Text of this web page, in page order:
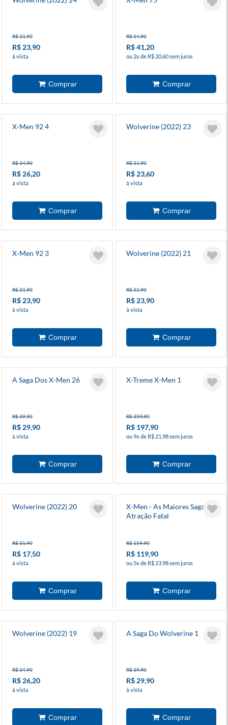
R$ 31,90
R$ 23,90
à vista
R$ 54,90
R$ 41,20
ou 2x de R$ 20,60 sem juros
X-Men 92 4
R$ 34,90
R$ 26,20
à vista
Wolverine (2022) 23
R$ 31,90
R$ 23,60
à vista
X-Men 92 3
R$ 31,90
R$ 23,90
à vista
Wolverine (2022) 21
R$ 31,90
R$ 23,90
à vista
A Saga Dos X-Men 26
R$ 39,90
R$ 29,90
à vista
X-Treme X-Men 1
R$ 359,90
R$ 197,90
ou 9x de R$ 21,98 sem juros
Wolverine (2022) 20
R$ 31,90
R$ 17,50
à vista
X-Men - As Maiores Sagas -
Atração Fatal
R$ 159,90
R$ 119,90
ou 5x de R$ 23,98 sem juros
Wolverine (2022) 19
R$ 34,90
R$ 26,20
à vista
A Saga Do Wolverine 1
R$ 39,90
R$ 29,90
à vista